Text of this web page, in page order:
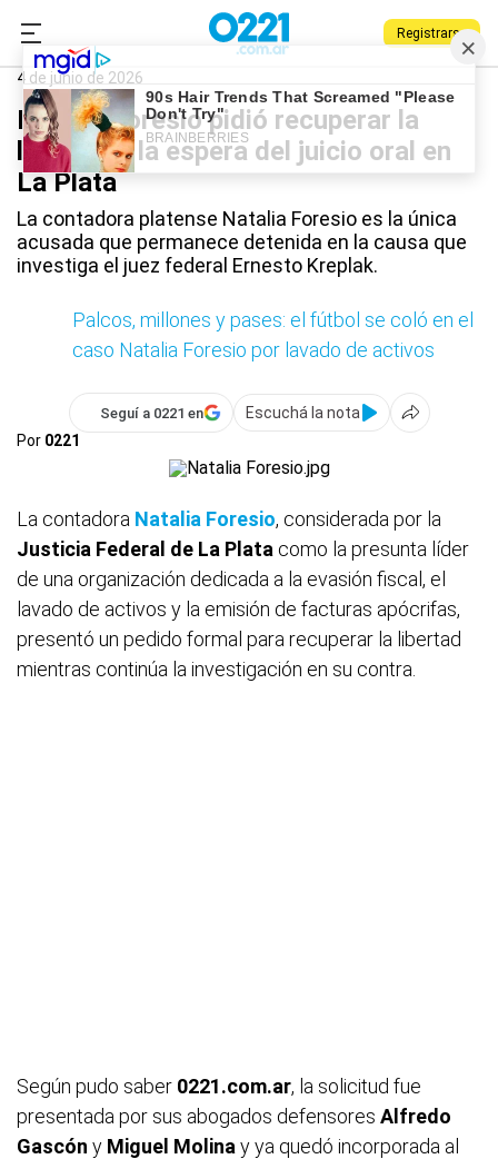
Registrarse
0221.com.ar
Natalia Foresio
4 de junio de 2026
Natalia Foresio pidió recuperar la
libertad a la espera del juicio oral en
La Plata
La contadora platense Natalia Foresio es la única
acusada que permanece detenida en la causa que
investiga el juez federal Ernesto Kreplak.
Palcos, millones y pases: el fútbol se coló en el
caso Natalia Foresio por lavado de activos
Seguí a 0221 en
Escuchá la nota
Por 0221
La contadora Natalia Foresio, considerada por la
Justicia Federal de La Plata como la presunta líder
de una organización dedicada a la evasión fiscal, el
lavado de activos y la emisión de facturas apócrifas,
presentó un pedido formal para recuperar la libertad
mientras continúa la investigación en su contra.
Según pudo saber 0221.com.ar, la solicitud fue
presentada por sus abogados defensores Alfredo
Gascón y Miguel Molina y ya quedó incorporada al